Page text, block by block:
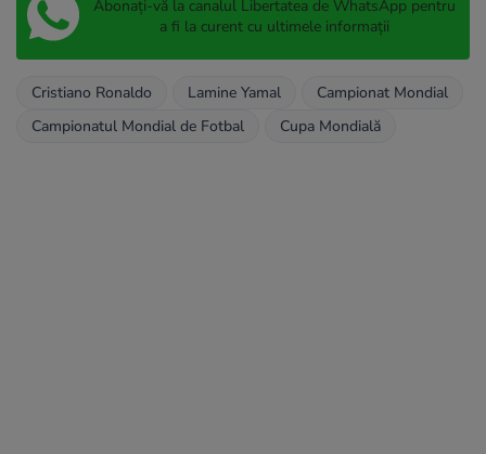
Abonați-vă la canalul Libertatea de WhatsApp pentru
a fi la curent cu ultimele informații
Cristiano Ronaldo Lamine Yamal
Campionat Mondial
Campionatul Mondial de Fotbal
Cupa Mondială